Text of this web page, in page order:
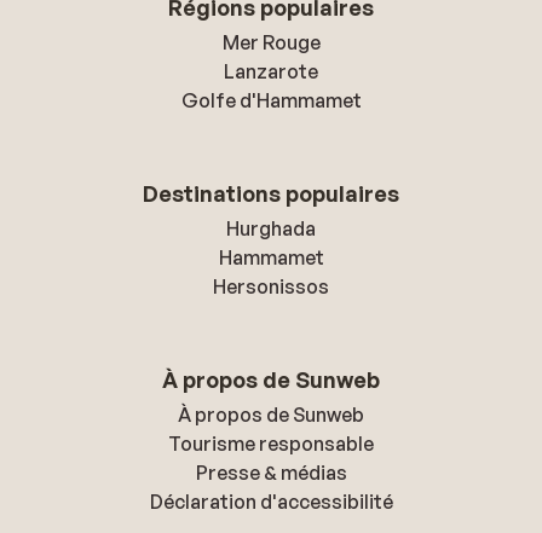
Régions populaires
Mer Rouge
Lanzarote
Golfe d'Hammamet
Destinations populaires
Hurghada
Hammamet
Hersonissos
À propos de Sunweb
À propos de Sunweb
Tourisme responsable
Presse & médias
Déclaration d'accessibilité